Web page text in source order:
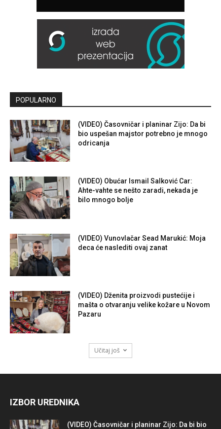
POPULARNO
(VIDEO) Časovničar i planinar Zijo: Da bi
bio uspešan majstor potrebno je mnogo
odricanja
(VIDEO) Obućar Ismail Salković Car:
Ahte-vahte se nešto zaradi, nekada je
bilo mnogo bolje
(VIDEO) Vunovlačar Sead Marukić: Moja
deca će naslediti ovaj zanat
(VIDEO) Dženita proizvodi pustećije i
mašta o otvaranju velike kožare u Novom
Pazaru
Učitaj još
IZBOR UREDNIKA
(VIDEO) Časovničar i planinar Zijo: Da bi bio